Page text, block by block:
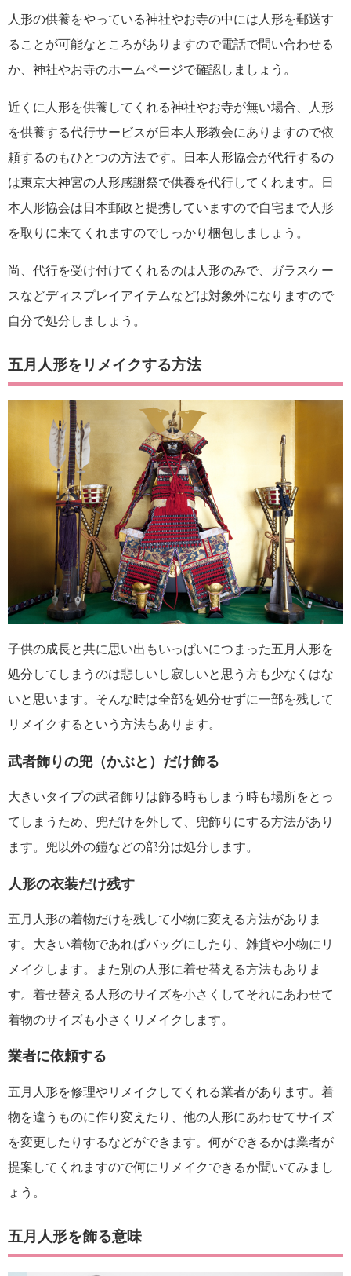
人形の供養をやっている神社やお寺の中には人形を郵送す
ることが可能なところがありますので電話で問い合わせる
か、神社やお寺のホームページで確認しましょう。
近くに人形を供養してくれる神社やお寺が無い場合、人形
を供養する代行サービスが日本人形教会にありますので依
頼するのもひとつの方法です。日本人形協会が代行するの
は東京大神宮の人形感謝祭で供養を代行してくれます。日
本人形協会は日本郵政と提携していますので自宅まで人形
を取りに来てくれますのでしっかり梱包しましょう。
尚、代行を受け付けてくれるのは人形のみで、ガラスケー
スなどディスプレイアイテムなどは対象外になりますので
自分で処分しましょう。
五月人形をリメイクする方法
子供の成長と共に思い出もいっぱいにつまった五月人形を
処分してしまうのは悲しいし寂しいと思う方も少なくはな
いと思います。そんな時は全部を処分せずに一部を残して
リメイクするという方法もあります。
武者飾りの兜（かぶと）だけ飾る
大きいタイプの武者飾りは飾る時もしまう時も場所をとっ
てしまうため、兜だけを外して、兜飾りにする方法があり
ます。兜以外の鎧などの部分は処分します。
人形の衣装だけ残す
五月人形の着物だけを残して小物に変える方法がありま
す。大きい着物であればバッグにしたり、雑貨や小物にリ
メイクします。また別の人形に着せ替える方法もありま
す。着せ替える人形のサイズを小さくしてそれにあわせて
着物のサイズも小さくリメイクします。
業者に依頼する
五月人形を修理やリメイクしてくれる業者があります。着
物を違うものに作り変えたり、他の人形にあわせてサイズ
を変更したりするなどができます。何ができるかは業者が
提案してくれますので何にリメイクできるか聞いてみまし
ょう。
五月人形を飾る意味